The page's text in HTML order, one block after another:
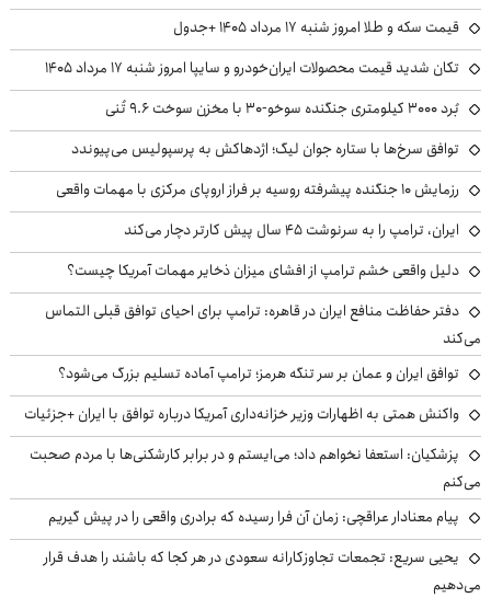
قیمت سکه و طلا امروز شنبه ۱۷ مرداد ۱۴۰۵ +جدول
تکان شدید قیمت محصولات ایران‌خودرو و سایپا امروز شنبه ۱۷ مرداد ۱۴۰۵
بُرد ۳۰۰۰ کیلومتری جنگنده سوخو-۳۰ با مخزن سوخت ۹.۶ تُنی
توافق سرخ‌ها با ستاره جوان لیگ؛ اژدهاکش به پرسپولیس می‌پیوندد
رزمایش ۱۰ جنگنده پیشرفته روسیه بر فراز اروپای مرکزی با مهمات واقعی
ایران، ترامپ را به سرنوشت ۴۵ سال پیش کارتر دچار می‌کند
دلیل واقعی خشم ترامپ از افشای میزان ذخایر مهمات آمریکا چیست؟
دفتر حفاظت منافع ایران در قاهره: ترامپ برای احیای توافق قبلی التماس
می‌کند
توافق ایران و عمان بر سر تنگه هرمز؛ ترامپ آماده تسلیم بزرگ می‌شود؟
واکنش همتی به اظهارات وزیر خزانه‌داری آمریکا درباره توافق با ایران +جزئیات
پزشکیان: استعفا نخواهم داد؛ می‌ایستم و در برابر کارشکنی‌ها با مردم صحبت
می‌کنم
پیام معنادار عراقچی: زمان آن فرا رسیده که برادری واقعی را در پیش گیریم
یحیی سریع: تجمعات تجاوزکارانه سعودی در هر کجا که باشند را هدف قرار
می‌دهیم